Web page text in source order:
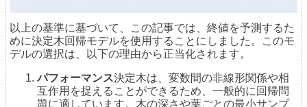
以上の基準に基づいて、この記事では、終値を予測するた
めに決定木回帰モデルを使用することにしました。このモ
デルの選択は、以下の理由から正当化されます。
パフォーマンス決定木は、変数間の非線形関係や相
互作用を捉えることができるため、一般的に回帰問
題に適しています。木の深さや葉ごとの最小サンプ